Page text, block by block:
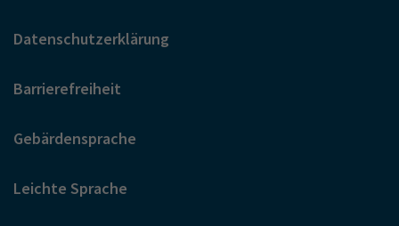
Datenschutzerklärung
Barrierefreiheit
Gebärdensprache
Leichte Sprache